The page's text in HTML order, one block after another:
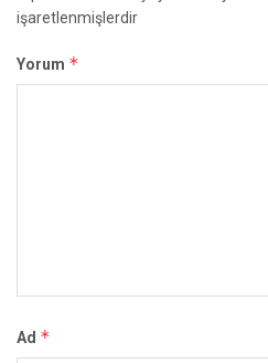
işaretlenmişlerdir
Yorum *
Ad *